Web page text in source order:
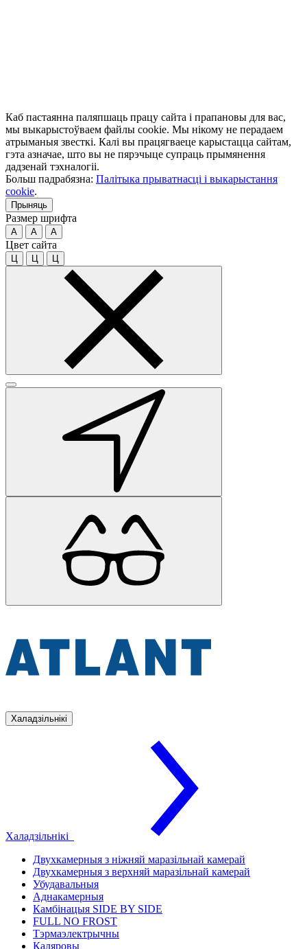
Каб пастаянна паляпшаць працу сайта і прапановы для вас,
мы выкарыстоўваем файлы cookie. Мы нікому не перадаем
атрыманыя звесткі. Калі вы працягваеце карыстацца сайтам,
гэта азначае, што вы не пярэчыце супраць прымянення
дадзенай тэхналогіі.
Больш падрабязна: Палітыка прыватнасці і выкарыстання
cookie.
Прыняць
Размер шрифта
A A A
Цвет сайта
Ц Ц Ц
Халадзільнікі
Халадзільнікі
Двухкамерныя з ніжняй маразільнай камерай
Двухкамерныя з верхняй маразільнай камерай
Убудавальныя
Аднакамерныя
Камбінацыя SIDE BY SIDE
FULL NO FROST
Тэрмаэлектрычны
Каляровы